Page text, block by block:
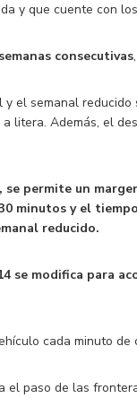
y que cuente con
consecutivas
el semanal
litera. Además, el
se permite un
minutos y el
reducido.
se modifica para
cada minuto
el paso de las